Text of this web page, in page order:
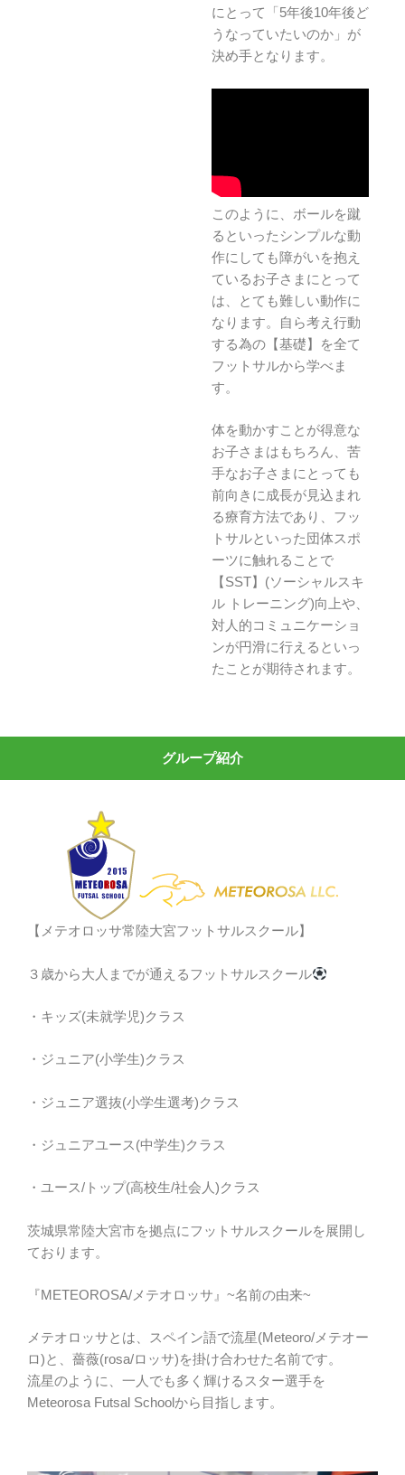
にとって「5年後10年後ど
うなっていたいのか」が
決め手となります。
このように、ボールを蹴
るといったシンプルな動
作にしても障がいを抱え
ているお子さまにとって
は、とても難しい動作に
なります。自ら考え行動
する為の【基礎】を全て
フットサルから学べま
す。
体を動かすことが得意な
お子さまはもちろん、苦
手なお子さまにとっても
前向きに成長が見込まれ
る療育方法であり、フッ
トサルといった団体スポ
ーツに触れることで
【SST】(ソーシャルスキ
ル トレーニング)向上や、
対人的コミュニケーショ
ンが円滑に行えるといっ
たことが期待されます。
グループ紹介
【メテオロッサ常陸大宮フットサルスクール】
３歳から大人までが通えるフットサルスクール
・キッズ(未就学児)クラス
・ジュニア(小学生)クラス
・ジュニア選抜(小学生選考)クラス
・ジュニアユース(中学生)クラス
・ユース/トップ(高校生/社会人)クラス
茨城県常陸大宮市を拠点にフットサルスクールを展開し
ております。
『METEOROSA/メテオロッサ』~名前の由来~
メテオロッサとは、スペイン語で流星(Meteoro/メテオー
ロ)と、薔薇(rosa/ロッサ)を掛け合わせた名前です。
流星のように、一人でも多く輝けるスター選手を
Meteorosa Futsal Schoolから目指します。